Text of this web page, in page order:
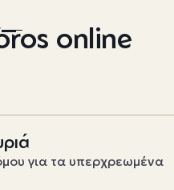
online
για τα υπερχρεωμένα